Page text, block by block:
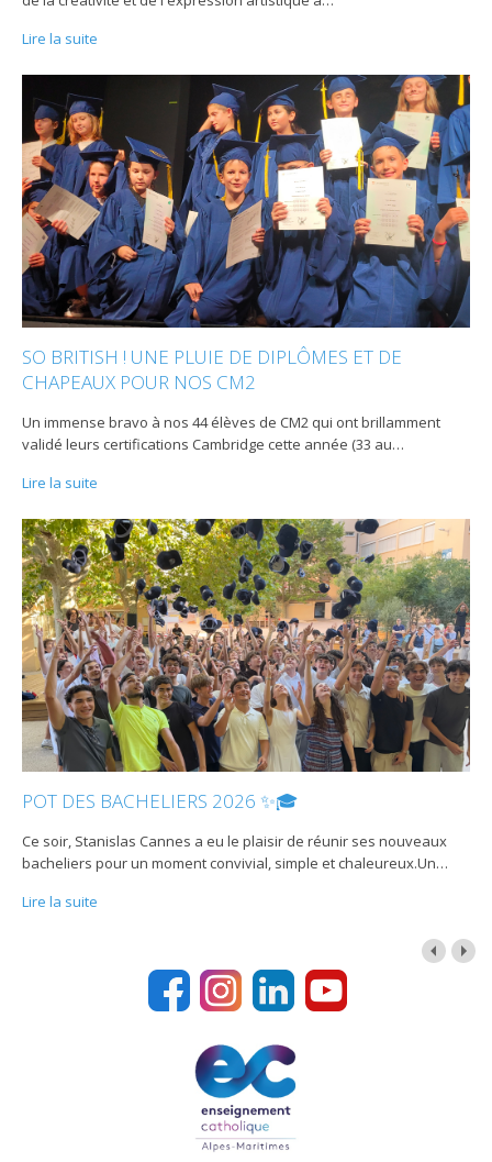
Lire la suite
SO BRITISH ! UNE PLUIE DE DIPLÔMES ET DE
CHAPEAUX POUR NOS CM2
Un immense bravo à nos 44 élèves de CM2 qui ont brillamment
validé leurs certifications Cambridge cette année (33 au…
Lire la suite
POT DES BACHELIERS 2026 ✨🎓
Ce soir, Stanislas Cannes a eu le plaisir de réunir ses nouveaux
bacheliers pour un moment convivial, simple et chaleureux.Un…
Lire la suite